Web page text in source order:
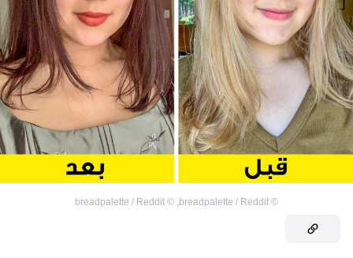
©
breadpalette / Reddit
,
©
breadpalette / Reddit